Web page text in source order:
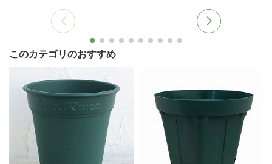
このカテゴリのおすすめ